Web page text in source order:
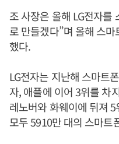
조 사장은 올해 LG전자를
로 만들겠다”며 올해 스
했다.
LG전자는 지난해 스마트
자, 애플에 이어 3위를 차
레노버와 화웨이에 뒤져
모두 5910만 대의 스마트